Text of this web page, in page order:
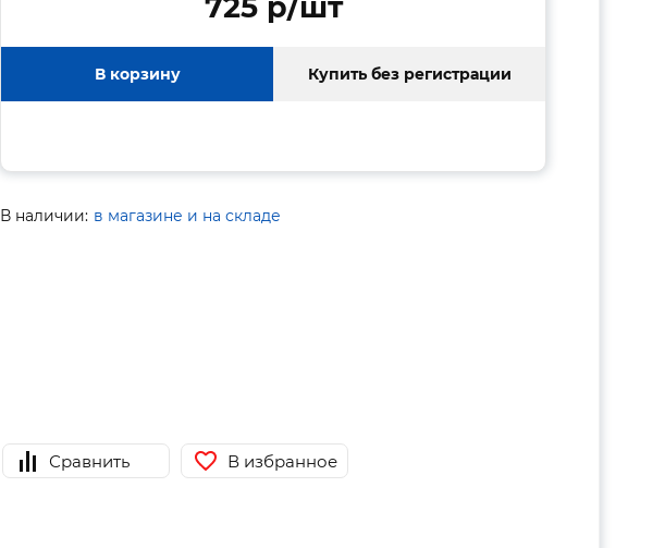
В корзину Купить без регистрации
В наличии: в магазине и на складе
Сравнить В избранное